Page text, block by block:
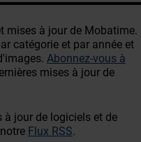
mises à jour de Mobatime.
catégorie et par année et
Abonnez-vous à
mises à jour de
à jour de logiciels et de
Flux RSS.